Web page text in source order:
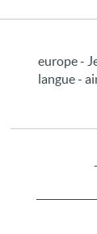
europe -
langue -